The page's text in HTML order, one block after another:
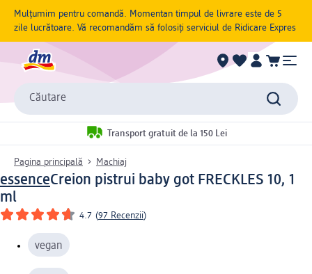
Mulțumim pentru comandă. Momentan timpul de livrare este de 5
zile lucrătoare. Vă recomandăm să folosiți serviciul de Ridicare Expres
Căutare
Transport gratuit de la 150 Lei
Pagina principală Machiaj
essenceCreion pistrui baby got FRECKLES 10, 1
ml
4.7 (97 Recenzii)
vegan